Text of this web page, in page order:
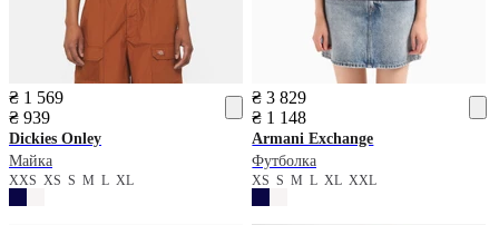
₴ 1 569
₴ 939
Dickies Onley
Майка
XXS XS S M L XL
₴ 3 829
₴ 1 148
Armani Exchange
Футболка
XSSMLXLXXL